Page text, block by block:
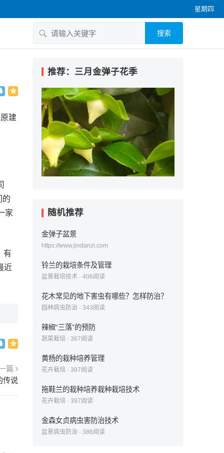
星期四
搜索
建
的
家
有
近
篇
传说
推荐：三月金弹子花季
随机推荐
金弹子盆景
https://www.jindanzi.com
铃兰的栽培条件及管理
盆景栽培技术 · 406阅读
花木常见的地下害虫有哪些？怎样防治？
园林病虫防治 · 343阅读
辣椒“三落”的预防
蔬菜栽培 · 367阅读
黄杨的栽种培养管理
花卉栽培 · 397阅读
拖鞋兰的栽种培养栽种栽培技术
花卉栽培 · 397阅读
金森女贞病虫害防治技术
盆景病虫防治 · 386阅读